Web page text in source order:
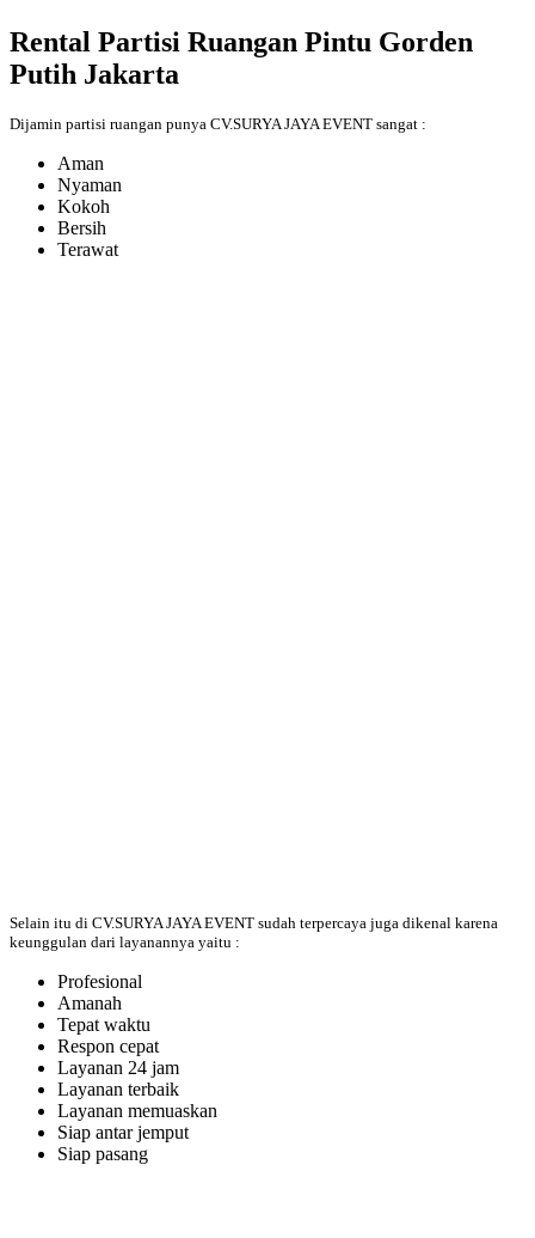
Rental Partisi Ruangan Pintu Gorden
Putih Jakarta
Dijamin partisi ruangan punya CV.SURYA JAYA EVENT sangat :
Aman
Nyaman
Kokoh
Bersih
Terawat
Selain itu di CV.SURYA JAYA EVENT sudah terpercaya juga dikenal karena
keunggulan dari layanannya yaitu :
Profesional
Amanah
Tepat waktu
Respon cepat
Layanan 24 jam
Layanan terbaik
Layanan memuaskan
Siap antar jemput
Siap pasang